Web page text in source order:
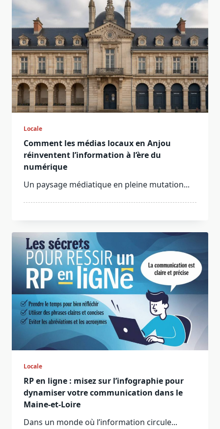
Locale
Comment les médias locaux en Anjou
réinventent l’information à l’ère du
numérique
Un paysage médiatique en pleine mutation...
Locale
RP en ligne : misez sur l’infographie pour
dynamiser votre communication dans le
Maine-et-Loire
Dans un monde où l’information circule...